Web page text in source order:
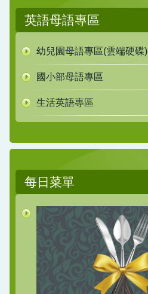
英語母語專區
幼兒園母語專區(雲端硬碟)
國小部母語專區
生活英語專區
每日菜單